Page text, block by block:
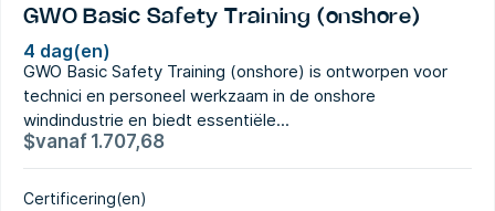
GWO Basic Safety Training (onshore)
4 dag(en)
GWO Basic Safety Training (onshore) is ontworpen voor
technici en personeel werkzaam in de onshore
windindustrie en biedt essentiële...
$vanaf 1.707,68
Certificering(en)